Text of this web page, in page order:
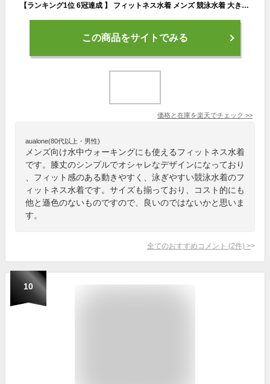
【ランキング1位 6冠達成 】 フィットネス水着 メンズ 競泳水着 大きいサイズ 水泳パンツ 水着 メンズ フィットネス スイムウェア ジム スイミングパンツ メンズフィットネス 競泳用水着 スイミング 男性用 黒 スイムパンツ 練習用水着 7サイズ メンズ水着 裏地 ひざ丈 膝丈
この商品をサイトでみる
価格と在庫を楽天でチェック >>
aualone(80代以上・男性)
メンズ向け水中ウォーキングにも使えるフィットネス水着
です。膝丈のシンプルでオシャレなデザインになっており
、フィット感のある動きやすく、泳ぎやすい競泳水着のフ
ィットネス水着です。サイズも揃っており、コスト的にも
他と遜色のないものですので、良いのではないかと思いま
す。
全てのおすすめコメント (2件) >
10